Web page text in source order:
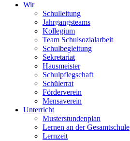
Wir
Schulleitung
Jahrgangsteams
Kollegium
Team Schulsozialarbeit
Schulbegleitung
Sekretariat
Hausmeister
Schulpflegschaft
Schülerrat
Förderverein
Mensaverein
Unterricht
Musterstundenplan
Lernen an der Gesamtschule
Lernzeit